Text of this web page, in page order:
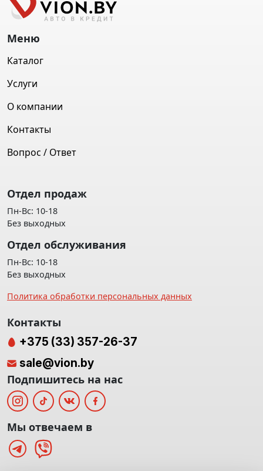
Меню
Каталог
Услуги
О компании
Контакты
Вопрос / Ответ
Отдел продаж
Пн-Вс: 10-18
Без выходных
Отдел обслуживания
Пн-Вс: 10-18
Без выходных
Политика обработки персональных данных
Контакты
+375 (33) 357-26-37
sale@vion.by
Подпишитесь на нас
Мы отвечаем в